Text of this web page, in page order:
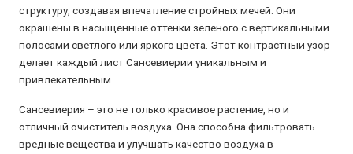
структуру, создавая впечатление стройных мечей. Они
окрашены в насыщенные оттенки зеленого с вертикальными
полосами светлого или яркого цвета. Этот контрастный узор
делает каждый лист Сансевиерии уникальным и
привлекательным
Сансевиерия – это не только красивое растение, но и
отличный очиститель воздуха. Она способна фильтровать
вредные вещества и улучшать качество воздуха в